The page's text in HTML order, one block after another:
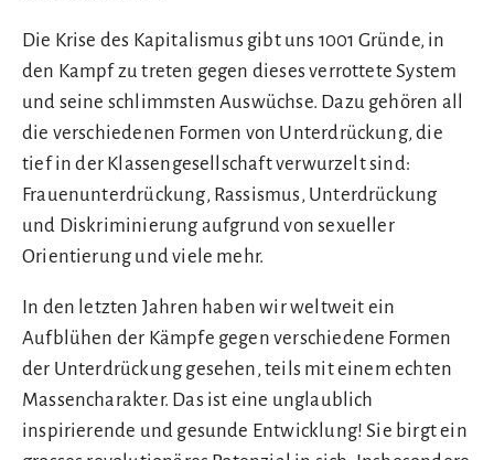
Die Krise des Kapitalismus gibt uns 1001 Gründe, in
den Kampf zu treten gegen dieses verrottete System
und seine schlimmsten Auswüchse. Dazu gehören all
die verschiedenen Formen von Unterdrückung, die
tief in der Klassengesellschaft verwurzelt sind:
Frauenunterdrückung, Rassismus, Unterdrückung
und Diskriminierung aufgrund von sexueller
Orientierung und viele mehr.
In den letzten Jahren haben wir weltweit ein
Aufblühen der Kämpfe gegen verschiedene Formen
der Unterdrückung gesehen, teils mit einem echten
Massencharakter. Das ist eine unglaublich
inspirierende und gesunde Entwicklung! Sie birgt ein